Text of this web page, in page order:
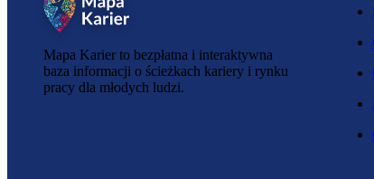
Mapa Karier to bezpłatna i interaktywna
baza informacji o ścieżkach kariery i rynku
pracy dla młodych ludzi.